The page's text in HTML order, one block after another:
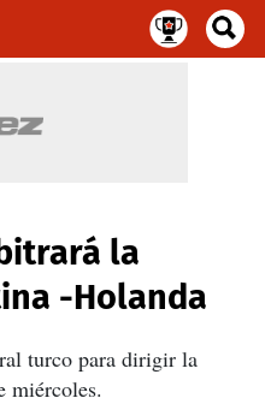
la
-Holanda
turco para dirigir la
miércoles.